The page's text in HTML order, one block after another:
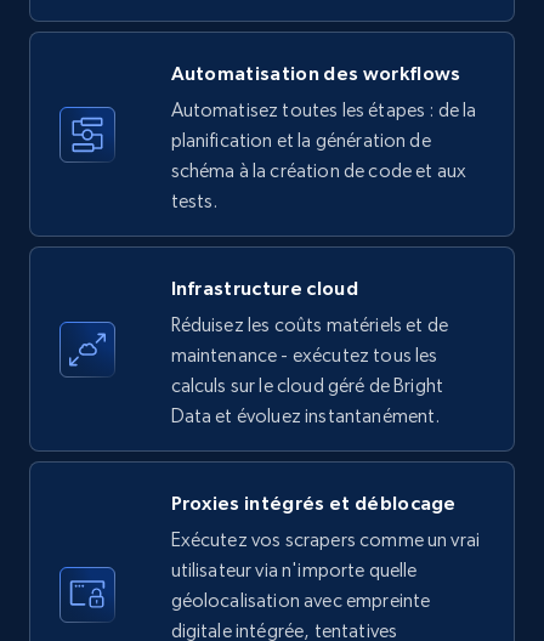
Title, Seller name, Brand, Description, Initial
35.3K+ 5.7K+ Essai gratuit
upc numbers
Title, Seller name, Brand, Description, Initial
price, Currency, Availability, Reviews count, and
more.
LinkedIn company information
ID, Name, Country code, Locations, Followers,
Employees in linkedin, About, Specialties, and
Automatisation des workflows
Automatisez toutes les étapes : de la
planification et la génération de
schéma à la création de code et aux
tests.
Infrastructure cloud
Réduisez les coûts matériels et de
maintenance - exécutez tous les
calculs sur le cloud géré de Bright
Data et évoluez instantanément.
Proxies intégrés et déblocage
Exécutez vos scrapers comme un vrai
utilisateur via n'importe quelle
géolocalisation avec empreinte
digitale intégrée, tentatives